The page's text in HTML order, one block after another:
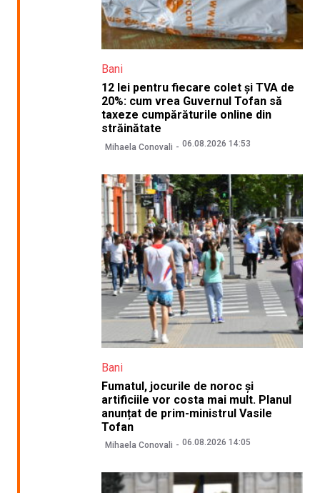
Bani
12 lei pentru fiecare colet și TVA de
20%: cum vrea Guvernul Tofan să
taxeze cumpărăturile online din
străinătate
Mihaela Conovali 06.08.2026 14:53
Bani
Fumatul, jocurile de noroc și
artificiile vor costa mai mult. Planul
anunțat de prim-ministrul Vasile
Tofan
Mihaela Conovali 06.08.2026 14:05